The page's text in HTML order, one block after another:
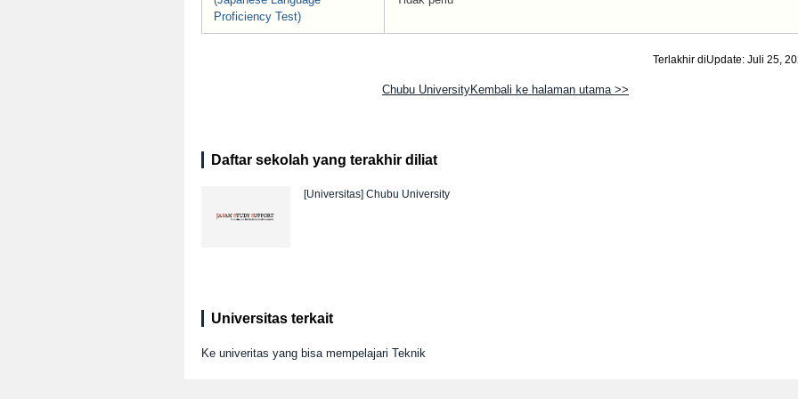
Proficiency Test)
Terlakhir diUpdate: Juli 25,
Chubu UniversityKembali ke halaman utama >>
Daftar sekolah yang terakhir diliat
[Universitas] Chubu University
Universitas terkait
Ke univeritas yang bisa mempelajari Teknik